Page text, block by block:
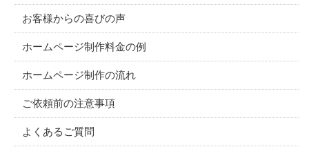
お客様からの喜びの声
ホームページ制作料金の例
ホームページ制作の流れ
ご依頼前の注意事項
よくあるご質問